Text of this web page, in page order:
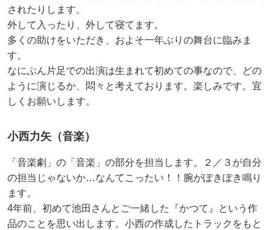
されたりします。
外して入ったり、外して寝てます。
多くの助けをいただき、およそ一年ぶりの舞台に臨みま
す。
なにぶん片足での出演は生まれて初めての事なので、どの
ように演じるか、悶々と考えております。楽しみです。宜
しくお願いします。
小西力矢（音楽）
「音楽劇」の「音楽」の部分を担当します。２／３が自分
の担当じゃないか…なんてこったい！！腕がぽきぽき鳴り
ます。
4年前、初めて池田さんとご一緒した『かつて』という作
品のことを思い出します。小西の作成したトラックをもと